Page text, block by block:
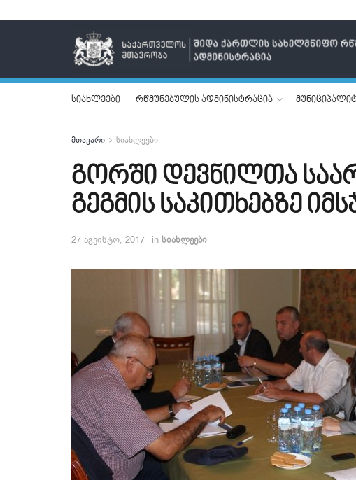
სიახლეები რწმუნებულის ადმინისტრაცია
მთავარი სიახლეები
გორში დევნილთა
გეგმის საკითხებზე
27 აგვისტო, 2017 in სიახლეები